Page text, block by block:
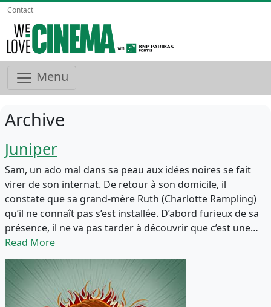
Contact
Menu
Archive
Juniper
Sam, un ado mal dans sa peau aux idées noires se fait
virer de son internat. De retour à son domicile, il
constate que sa grand-mère Ruth (Charlotte Rampling)
qu’il ne connaît pas s’est installée. D’abord furieux de sa
présence, il ne va pas tarder à découvrir que c’est une…
Read More